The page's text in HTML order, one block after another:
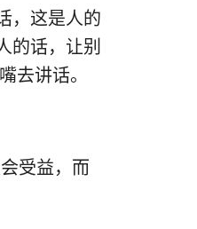
，这是人的
的话，让别
去讲话。
受益，而